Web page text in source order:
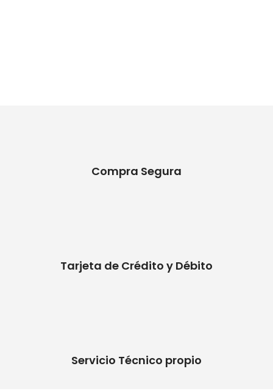
Compra Segura
Tarjeta de Crédito y Débito
Servicio Técnico propio